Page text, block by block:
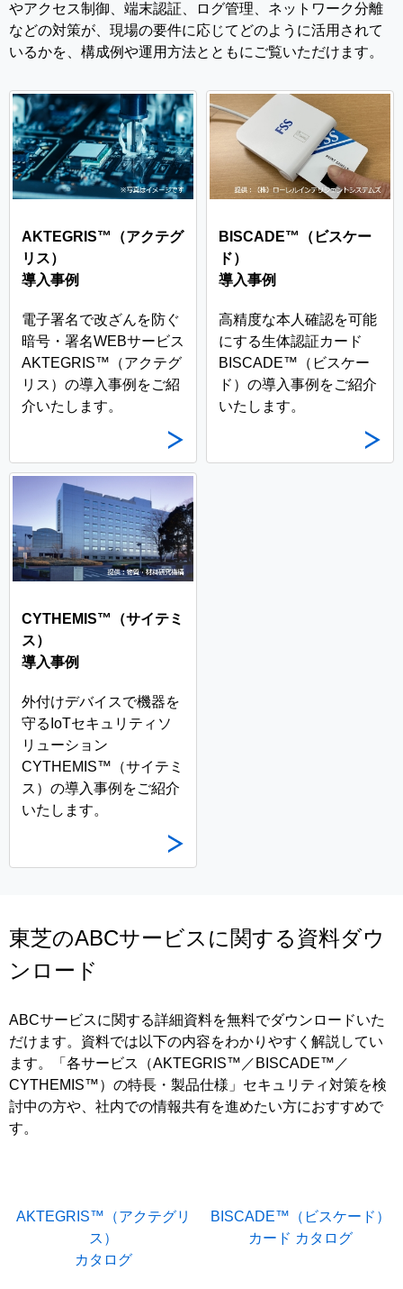
やアクセス制御、端末認証、ログ管理、ネットワーク分離
などの対策が、現場の要件に応じてどのように活用されて
いるかを、構成例や運用方法とともにご覧いただけます。
AKTEGRIS™（アクテグ
リス）
導入事例
電子署名で改ざんを防ぐ
暗号・署名WEBサービス
AKTEGRIS™（アクテグ
リス）の導入事例をご紹
介いたします。
BISCADE™（ビスケー
ド）
導入事例
高精度な本人確認を可能
にする生体認証カード
BISCADE™（ビスケー
ド）の導入事例をご紹介
いたします。
CYTHEMIS™（サイテミ
ス）
導入事例
外付けデバイスで機器を
守るIoTセキュリティソ
リューション
CYTHEMIS™（サイテミ
ス）の導入事例をご紹介
いたします。
東芝のABCサービスに関する資料ダウ
ンロード
ABCサービスに関する詳細資料を無料でダウンロードいた
だけます。資料では以下の内容をわかりやすく解説してい
ます。「各サービス（AKTEGRIS™／BISCADE™／
CYTHEMIS™）の特長・製品仕様」セキュリティ対策を検
討中の方や、社内での情報共有を進めたい方におすすめで
す。
AKTEGRIS™（アクテグリ
ス）
カタログ
BISCADE™（ビスケード）
カード カタログ